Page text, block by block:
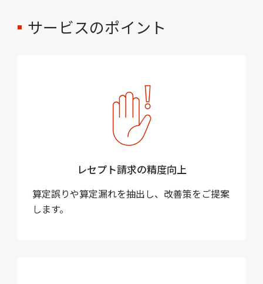
サービスのポイント
レセプト請求の精度向上
算定誤りや算定漏れを抽出し、改善策をご提案
します。